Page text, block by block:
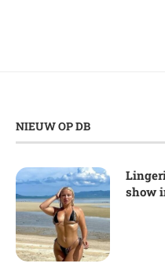
NIEUW OP DB
show